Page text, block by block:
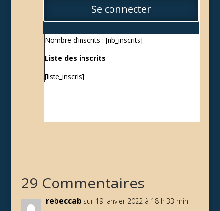
Se connecter
Nombre d’inscrits : [nb_inscrits]
Liste des inscrits
[liste_inscris]
29 Commentaires
rebeccab sur 19 janvier 2022 à 18 h 33 min